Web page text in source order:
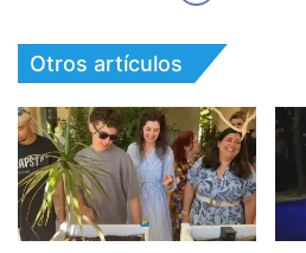
Otros artículos